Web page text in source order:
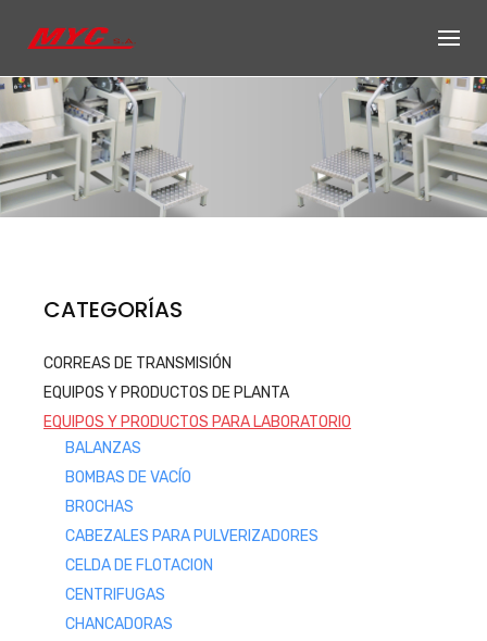
Equipos, accesorios y repuestos
para el sector automotriz e
industrial
Productos
CATEGORÍAS
CORREAS DE TRANSMISIÓN
EQUIPOS Y PRODUCTOS DE PLANTA
EQUIPOS Y PRODUCTOS PARA LABORATORIO
BALANZAS
BOMBAS DE VACÍO
BROCHAS
CABEZALES PARA PULVERIZADORES
CELDA DE FLOTACION
CENTRIFUGAS
CHANCADORAS